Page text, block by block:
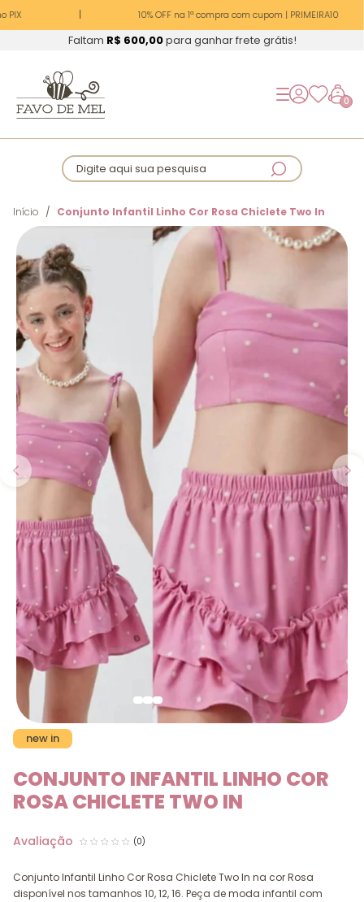
PIX 10% OFF na 1ª compra com cupom | PRIMEIRA10
Faltam R$ 600,00para ganhar frete grátis!
0
Digite aqui sua pesquisa
Início Conjunto Infantil Linho Cor Rosa Chiclete Two In
new in
CONJUNTO INFANTIL LINHO COR
ROSA CHICLETE TWO IN
(0)
Conjunto Infantil Linho Cor Rosa Chiclete Two In na cor Rosa
disponível nos tamanhos 10, 12, 16. Peça de moda infantil com